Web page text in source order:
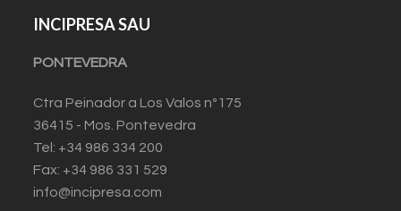
INCIPRESA SAU
PONTEVEDRA
Ctra Peinador a Los Valos nº175
36415 - Mos. Pontevedra
Tel: +34 986 334 200
Fax: +34 986 331 529
info@incipresa.com